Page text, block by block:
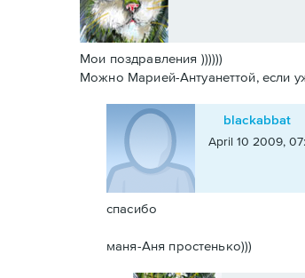
Мои поздравления ))))))
Можно Марией-Антуанеттой, если
blackabbat
April 10 2009,
спасибо
маня-Аня простенько)))